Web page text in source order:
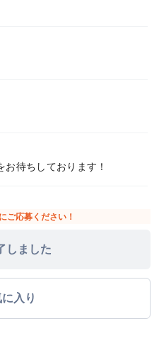
待ちしております！
ご応募ください！
しました
入り